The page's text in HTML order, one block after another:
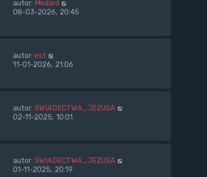
autor: Medard
08-03-2026, 20:45
autor: est
11-01-2026, 21:06
autor: ŚWIADECTWA_JEZUSA
02-11-2025, 10:01
autor: ŚWIADECTWA_JEZUSA
01-11-2025, 20:19